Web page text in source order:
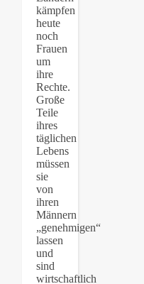
kämpfen
heute
noch
Frauen
um
ihre
Rechte.
Große
Teile
ihres
täglichen
Lebens
müssen
sie
von
ihren
Männern
„genehmigen“
lassen
und
sind
wirtschaftlich